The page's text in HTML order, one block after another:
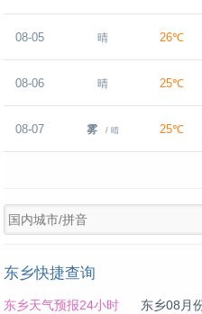
08-05 晴 26℃
08-06 晴 25℃
08-07 雾 / 晴 25℃
东乡快捷查询
东乡天气预报24小时
东乡08月